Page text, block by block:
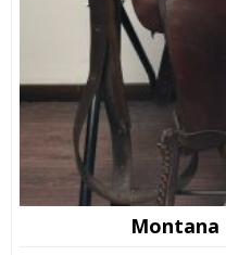
Montana